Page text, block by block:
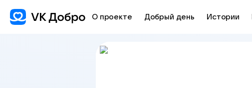
О проекте Добрый день Истории